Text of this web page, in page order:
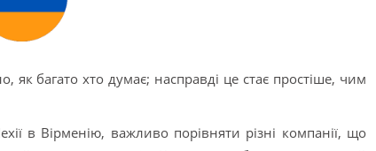
як багато хто думає; насправді це стає простіше, чим
в Вірменію, важливо порівняти різні компанії, що